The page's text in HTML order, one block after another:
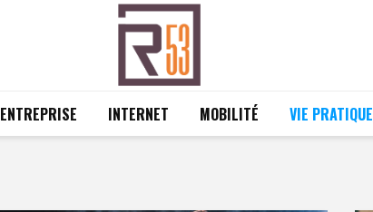
ENTREPRISE INTERNET MOBILITÉ VIE PRATIQUE